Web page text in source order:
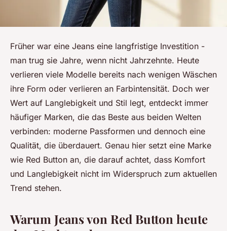
Früher war eine Jeans eine langfristige Investition -
man trug sie Jahre, wenn nicht Jahrzehnte. Heute
verlieren viele Modelle bereits nach wenigen Wäschen
ihre Form oder verlieren an Farbintensität. Doch wer
Wert auf Langlebigkeit und Stil legt, entdeckt immer
häufiger Marken, die das Beste aus beiden Welten
verbinden: moderne Passformen und dennoch eine
Qualität, die überdauert. Genau hier setzt eine Marke
wie Red Button an, die darauf achtet, dass Komfort
und Langlebigkeit nicht im Widerspruch zum aktuellen
Trend stehen.
Warum Jeans von Red Button heute